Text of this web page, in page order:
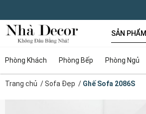
SẢN PHẨM
Phòng Khách Phòng Bếp Phòng Ngủ
Trang chủ /Sofa Đẹp / Ghế Sofa 2086S